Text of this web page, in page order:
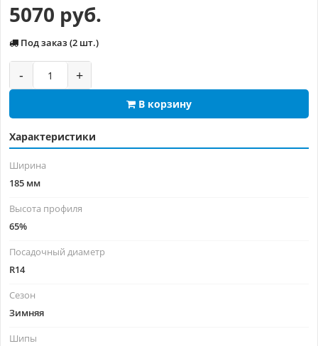
5070 руб.
Под заказ (2 шт.)
- +
В корзину
Характеристики
Ширина
185 мм
Высота профиля
65%
Посадочный диаметр
R14
Сезон
Зимняя
Шипы